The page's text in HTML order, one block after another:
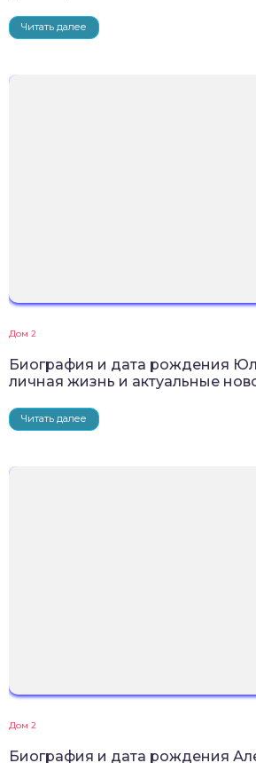
Читать далее
Дом 2
Биография и дата рождения
личная жизнь и актуальные
Читать далее
Дом 2
Биография и дата рождения